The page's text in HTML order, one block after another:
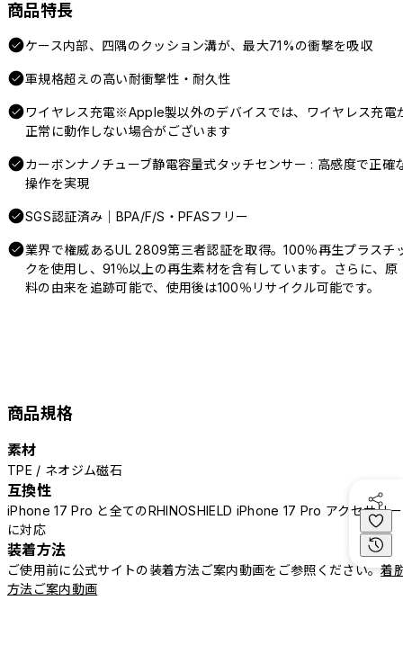
商品特長
ケース内部、四隅のクッション溝が、最大71%の衝撃を吸収
軍規格超えの高い耐衝撃性・耐久性
ワイヤレス充電※Apple製以外のデバイスでは、ワイヤレス充電
正常に動作しない場合がございます
カーボンナノチューブ静電容量式タッチセンサー : 高感度で正確
操作を実現
SGS認証済み｜BPA/F/S・PFASフリー
業界で権威あるUL 2809第三者認証を取得。100％再生プラスチ
クを使用し、91％以上の再生素材を含有しています。さらに、原
料の由来を追跡可能で、使用後は100％リサイクル可能です。
商品規格
素材
TPE / ネオジム磁石
互換性
iPhone 17 Pro と全てのRHINOSHIELD iPhone 17 Pro アクセサリー
に対応
装着方法
ご使用前に公式サイトの装着方法ご案内動画をご参照ください。着
方法ご案内動画